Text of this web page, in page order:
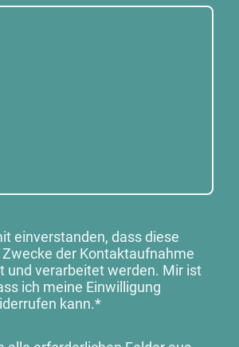
einverstanden, dass diese
der Kontaktaufnahme
und verarbeitet werden. Mir ist
ich meine Einwilligung
kann.*